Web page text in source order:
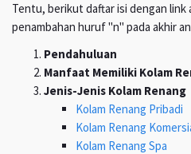
Tentu, berikut daftar isi dengan
penambahan huruf "n" pada akhir
Pendahuluan
Manfaat Memiliki Kolam
Jenis-Jenis Kolam Renang
Kolam Renang Pribadi
Kolam Renang
Kolam Renang Spa